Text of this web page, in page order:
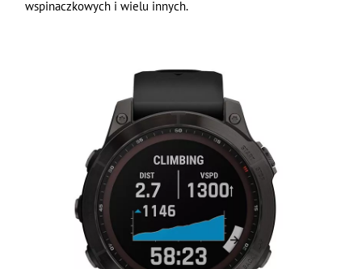
wspinaczkowych i wielu innych.